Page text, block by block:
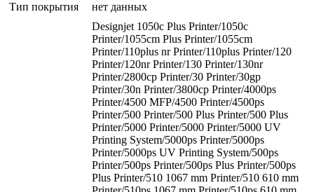
Тип покрытия
нет данных
Designjet 1050c Plus Printer/1050c
Printer/1055cm Plus Printer/1055cm
Printer/110plus nr Printer/110plus Printer/120
Printer/120nr Printer/130 Printer/130nr
Printer/2800cp Printer/30 Printer/30gp
Printer/30n Printer/3800cp Printer/4000ps
Printer/4500 MFP/4500 Printer/4500ps
Printer/500 Printer/500 Plus Printer/500 Plus
Printer/5000 Printer/5000 Printer/5000 UV
Printing System/5000ps Printer/5000ps
Printer/5000ps UV Printing System/500ps
Printer/500ps Printer/500ps Plus Printer/500ps
Plus Printer/510 1067 mm Printer/510 610 mm